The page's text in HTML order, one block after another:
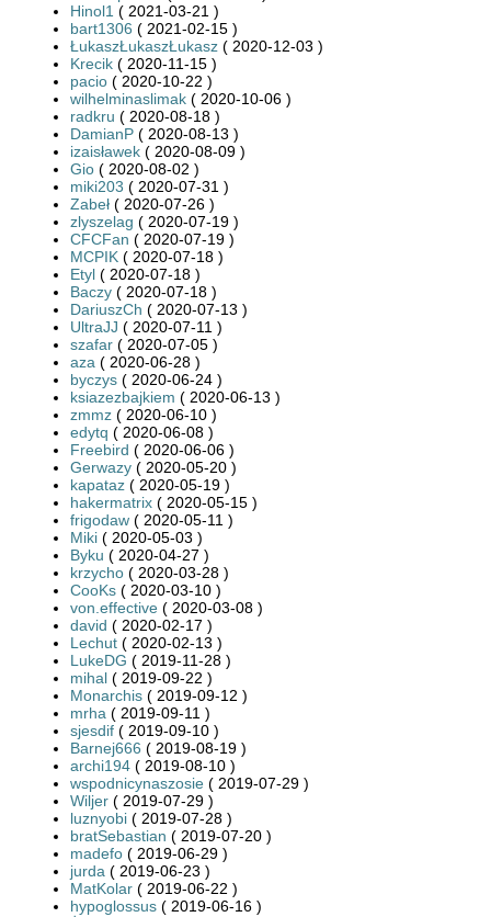
Hinol1 ( 2021-03-21 )
bart1306 ( 2021-02-15 )
ŁukaszŁukaszŁukasz ( 2020-12-03 )
Krecik ( 2020-11-15 )
pacio ( 2020-10-22 )
wilhelminaslimak ( 2020-10-06 )
radkru ( 2020-08-18 )
DamianP ( 2020-08-13 )
izaisławek ( 2020-08-09 )
Gio ( 2020-08-02 )
miki203 ( 2020-07-31 )
Zabeł ( 2020-07-26 )
zlyszelag ( 2020-07-19 )
CFCFan ( 2020-07-19 )
MCPIK ( 2020-07-18 )
Etyl ( 2020-07-18 )
Baczy ( 2020-07-18 )
DariuszCh ( 2020-07-13 )
UltraJJ ( 2020-07-11 )
szafar ( 2020-07-05 )
aza ( 2020-06-28 )
byczys ( 2020-06-24 )
ksiazezbajkiem ( 2020-06-13 )
zmmz ( 2020-06-10 )
edytq ( 2020-06-08 )
Freebird ( 2020-06-06 )
Gerwazy ( 2020-05-20 )
kapataz ( 2020-05-19 )
hakermatrix ( 2020-05-15 )
frigodaw ( 2020-05-11 )
Miki ( 2020-05-03 )
Byku ( 2020-04-27 )
krzycho ( 2020-03-28 )
CooKs ( 2020-03-10 )
von.effective ( 2020-03-08 )
david ( 2020-02-17 )
Lechut ( 2020-02-13 )
LukeDG ( 2019-11-28 )
mihal ( 2019-09-22 )
Monarchis ( 2019-09-12 )
mrha ( 2019-09-11 )
sjesdif ( 2019-09-10 )
Barnej666 ( 2019-08-19 )
archi194 ( 2019-08-10 )
wspodnicynaszosie ( 2019-07-29 )
Wiljer ( 2019-07-29 )
luznyobi ( 2019-07-28 )
bratSebastian ( 2019-07-20 )
madefo ( 2019-06-29 )
jurda ( 2019-06-23 )
MatKolar ( 2019-06-22 )
hypoglossus ( 2019-06-16 )